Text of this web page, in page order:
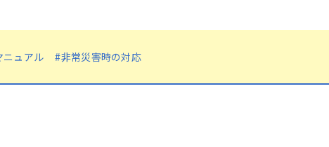
ニュアル #非常災害時の対応